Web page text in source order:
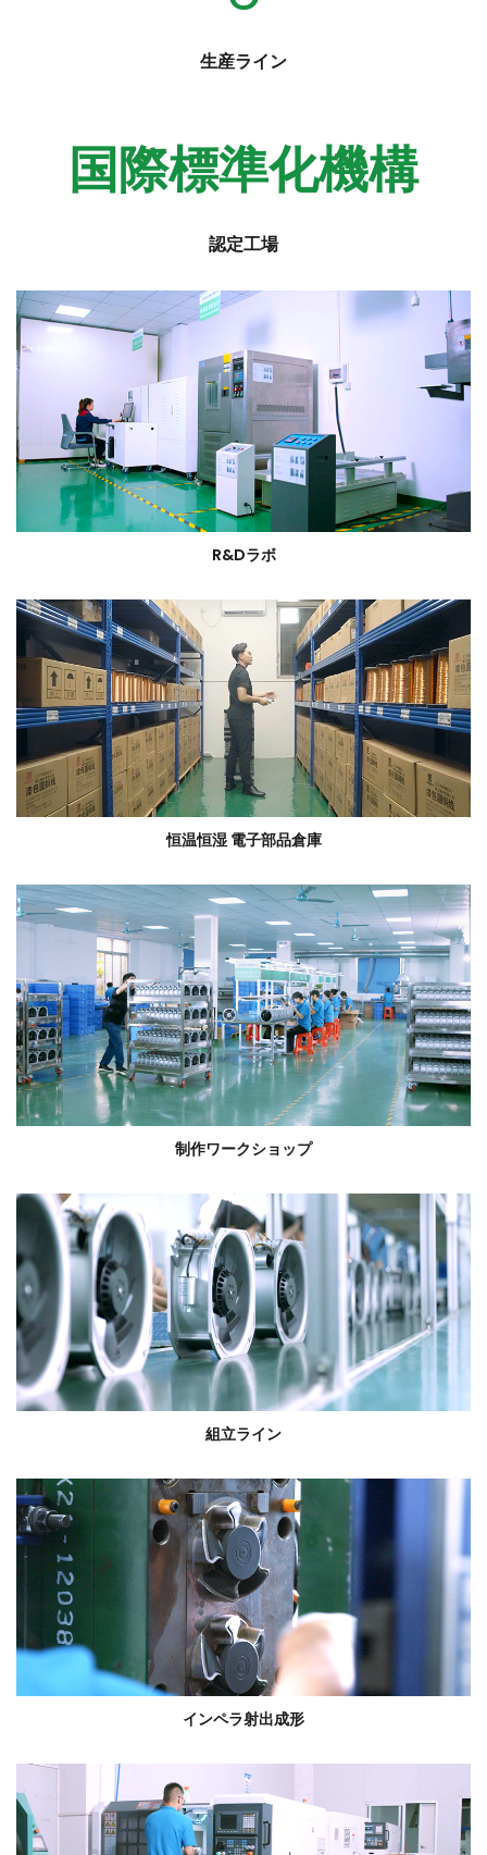
生産ライン
国際標準化機構
認定工場
R&Dラボ
恒温恒湿 電子部品倉庫
制作ワークショップ
組立ライン
インペラ射出成形